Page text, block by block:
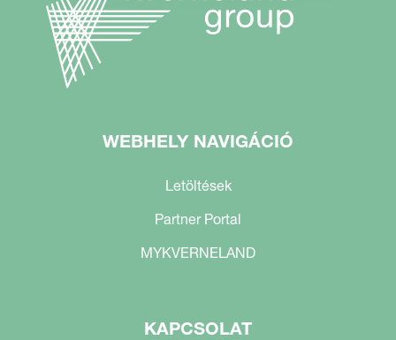
WEBHELY NAVIGÁCIÓ
Letöltések
Partner Portal
MYKVERNELAND
KAPCSOLAT